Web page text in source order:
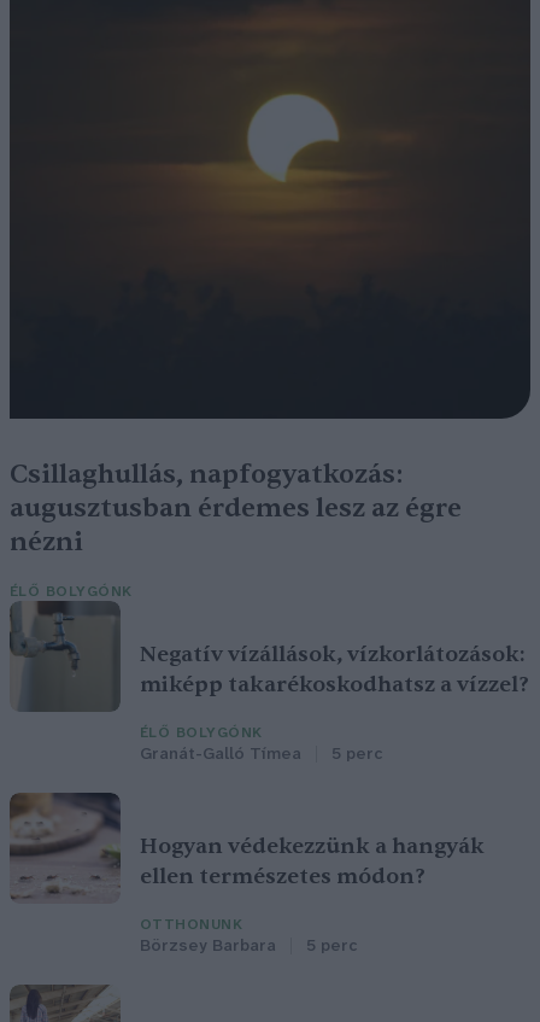
Csillaghullás, napfogyatkozás:
augusztusban érdemes lesz az égre
nézni
ÉLŐ BOLYGÓNK
Negatív vízállások, vízkorlátozások:
miképp takarékoskodhatsz a vízzel?
ÉLŐ BOLYGÓNK
Granát-Galló Tímea 5 perc
Hogyan védekezzünk a hangyák
ellen természetes módon?
OTTHONUNK
Börzsey Barbara 5 perc